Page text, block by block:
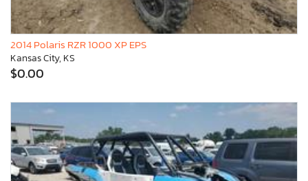
2014 Polaris RZR 1000 XP EPS
Kansas City, KS
$0.00